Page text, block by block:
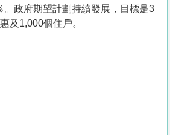
。政府期望計劃持續發展，目標是3
及1,000個住戶。